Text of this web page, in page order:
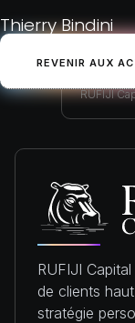
Thierry Bindini
REVENIR AUX
RUFIJI
RUFIJI
de clients
stratégie